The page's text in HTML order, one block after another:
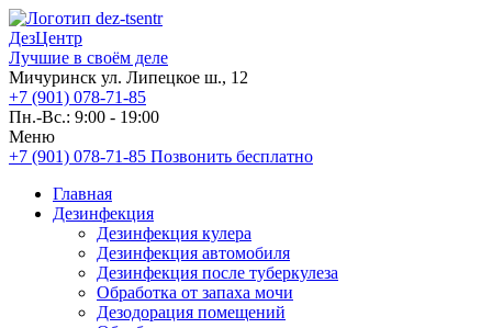
ДезЦентр
Лучшие в своём деле
Мичуринск ул. Липецкое ш., 12
+7 (901) 078-71-85
Пн.-Вс.: 9:00 - 19:00
Меню
+7 (901) 078-71-85 Позвонить бесплатно
Главная
Дезинфекция
Дезинфекция кулера
Дезинфекция автомобиля
Дезинфекция после туберкулеза
Обработка от запаха мочи
Дезодорация помещений